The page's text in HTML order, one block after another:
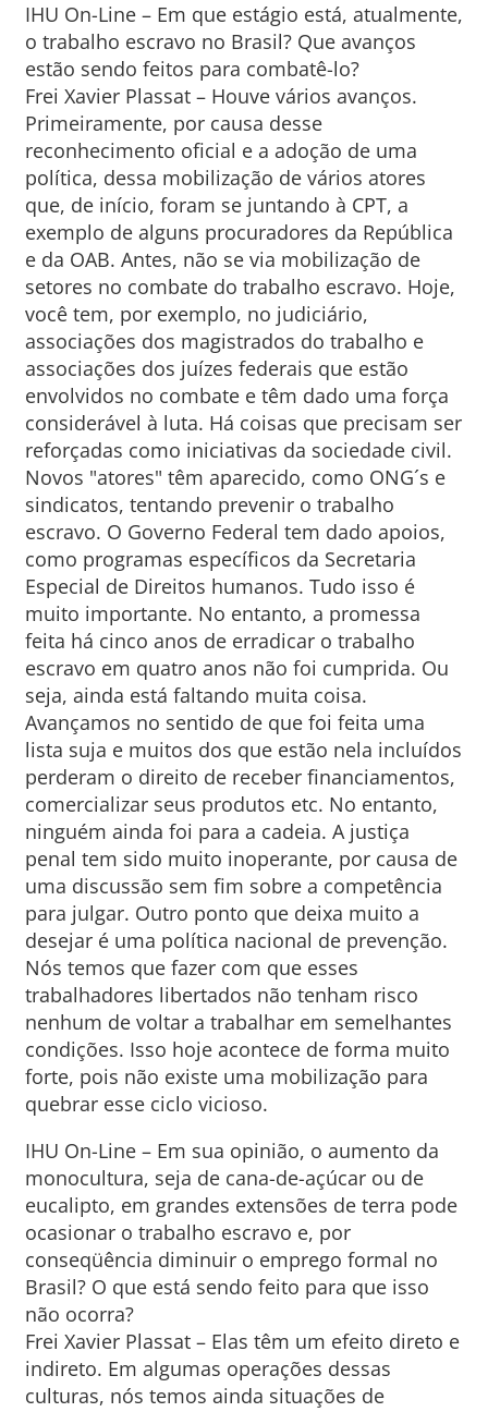
IHU On-Line – Em que estágio está, atualmente,
o trabalho escravo no Brasil? Que avanços
estão sendo feitos para combatê-lo?
Frei Xavier Plassat – Houve vários avanços.
Primeiramente, por causa desse
reconhecimento oficial e a adoção de uma
política, dessa mobilização de vários atores
que, de início, foram se juntando à CPT, a
exemplo de alguns procuradores da República
e da OAB. Antes, não se via mobilização de
setores no combate do trabalho escravo. Hoje,
você tem, por exemplo, no judiciário,
associações dos magistrados do trabalho e
associações dos juízes federais que estão
envolvidos no combate e têm dado uma força
considerável à luta. Há coisas que precisam ser
reforçadas como iniciativas da sociedade civil.
Novos "atores" têm aparecido, como ONG´s e
sindicatos, tentando prevenir o trabalho
escravo. O Governo Federal tem dado apoios,
como programas específicos da Secretaria
Especial de Direitos humanos. Tudo isso é
muito importante. No entanto, a promessa
feita há cinco anos de erradicar o trabalho
escravo em quatro anos não foi cumprida. Ou
seja, ainda está faltando muita coisa.
Avançamos no sentido de que foi feita uma
lista suja e muitos dos que estão nela incluídos
perderam o direito de receber financiamentos,
comercializar seus produtos etc. No entanto,
ninguém ainda foi para a cadeia. A justiça
penal tem sido muito inoperante, por causa de
uma discussão sem fim sobre a competência
para julgar. Outro ponto que deixa muito a
desejar é uma política nacional de prevenção.
Nós temos que fazer com que esses
trabalhadores libertados não tenham risco
nenhum de voltar a trabalhar em semelhantes
condições. Isso hoje acontece de forma muito
forte, pois não existe uma mobilização para
quebrar esse ciclo vicioso.
IHU On-Line – Em sua opinião, o aumento da
monocultura, seja de cana-de-açúcar ou de
eucalipto, em grandes extensões de terra pode
ocasionar o trabalho escravo e, por
conseqüência diminuir o emprego formal no
Brasil? O que está sendo feito para que isso
não ocorra?
Frei Xavier Plassat – Elas têm um efeito direto e
indireto. Em algumas operações dessas
culturas, nós temos ainda situações de